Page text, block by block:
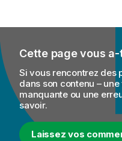
Cette page vous
Si vous rencontrez des
dans son contenu –
manquante ou une
savoir.
Laissez vos